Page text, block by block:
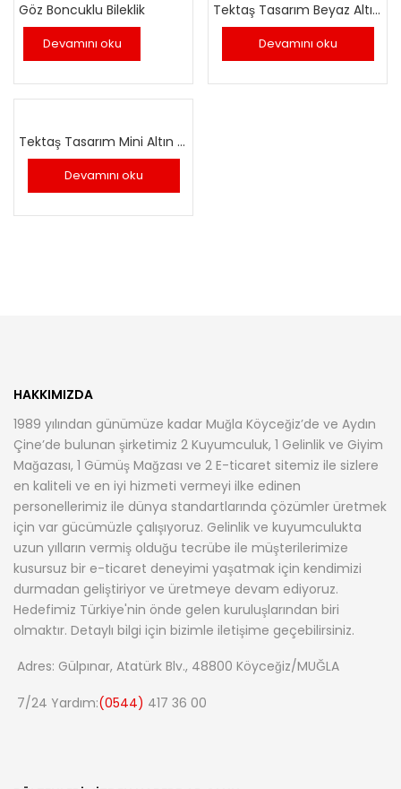
Göz Boncuklu Bileklik
Devamını oku
Tektaş Tasarım Beyaz Altın Küpe
Devamını oku
Tektaş Tasarım Mini Altın Set
Devamını oku
HAKKIMIZDA
1989 yılından günümüze kadar Muğla Köyceğiz’de ve Aydın
Çine’de bulunan şirketimiz 2 Kuyumculuk, 1 Gelinlik ve Giyim
Mağazası, 1 Gümüş Mağzası ve 2 E-ticaret sitemiz ile sizlere
en kaliteli ve en iyi hizmeti vermeyi ilke edinen
personellerimiz ile dünya standartlarında çözümler üretmek
için var gücümüzle çalışıyoruz. Gelinlik ve kuyumculukta
uzun yılların vermiş olduğu tecrübe ile müşterilerimize
kusursuz bir e-ticaret deneyimi yaşatmak için kendimizi
durmadan geliştiriyor ve üretmeye devam ediyoruz.
Hedefimiz Türkiye'nin önde gelen kuruluşlarından biri
olmaktır. Detaylı bilgi için bizimle iletişime geçebilirsiniz.
Adres: Gülpınar, Atatürk Blv., 48800 Köyceğiz/MUĞLA
7/24 Yardım:(0544) 417 36 00